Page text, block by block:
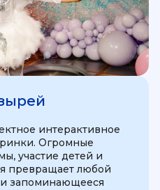
интерактивное
Огромные
участие детей и
превращает любой
запоминающееся